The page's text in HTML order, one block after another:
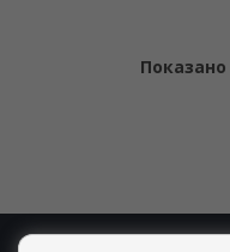
Показано